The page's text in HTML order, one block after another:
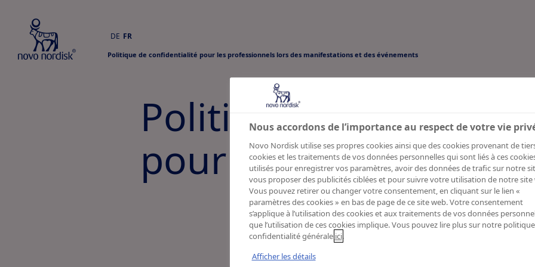
DE FR
Politique de confidentialité pour les professionnels lors des manifestations et des événements
Politique de
pour les événements
La présente déclaration de protection
des informations sur la manière et à
Nordisk Pharma AG (« Novo Nordisk »,
Nous accordons de l’importance au respect de votre vie
Novo Nordisk utilise ses propres cookies ainsi que des cookies provenant de
cookies et les traitements de vos données personnelles qui sont liés à ces
utilisés pour enregistrer vos paramètres, avoir des données de trafic sur notre
vous proposer des publicités ciblées et pour suivre votre utilisation de notre site
Vous pouvez retirer ou changer votre consentement, en cliquant sur le lien «
paramètres des cookies » en bas de page de ce site web. Votre consentement
s’applique à l’utilisation des cookies et aux traitements de vos données
que l’utilisation de ces cookies implique. Vous pouvez lire plus sur notre
confidentialité générale ici.
Afficher les détails